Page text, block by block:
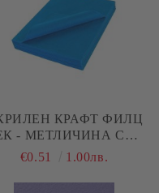
КРАФТ ФИЛЦ
- МЕТЛИЧИНА СИН
Х 20.00 СМ 1,5 ММ
€0.51 1.00лв.